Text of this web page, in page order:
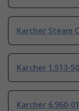
Karcher Steam
Karcher 1.513-
Karcher 6.960-